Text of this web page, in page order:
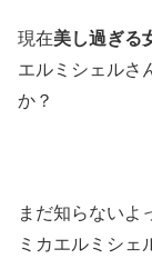
現在美し過ぎる
エルミシェルさ
か？
まだ知らないよ
ミカエルミシェ